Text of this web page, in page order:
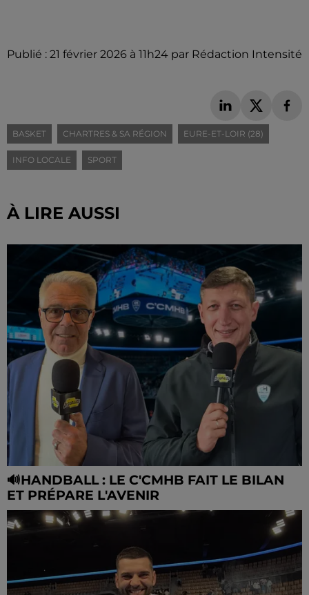
Publié : 21 février 2026 à 11h24 par Rédaction Intensité
BASKET CHARTRES & SA RÉGION EURE-ET-LOIR (28)
INFO LOCALE SPORT
À LIRE AUSSI
🔊HANDBALL : LE C'CMHB FAIT LE BILAN
ET PRÉPARE L'AVENIR